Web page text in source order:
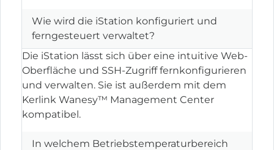
Wie wird die iStation konfiguriert und
ferngesteuert verwaltet?
Die iStation lässt sich über eine intuitive Web-
Oberfläche und SSH-Zugriff fernkonfigurieren
und verwalten. Sie ist außerdem mit dem
Kerlink Wanesy™ Management Center
kompatibel.
In welchem Betriebstemperaturbereich